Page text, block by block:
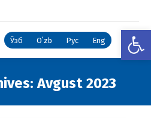
Ўзб Oʻzb Рус Eng
Avgust 2023